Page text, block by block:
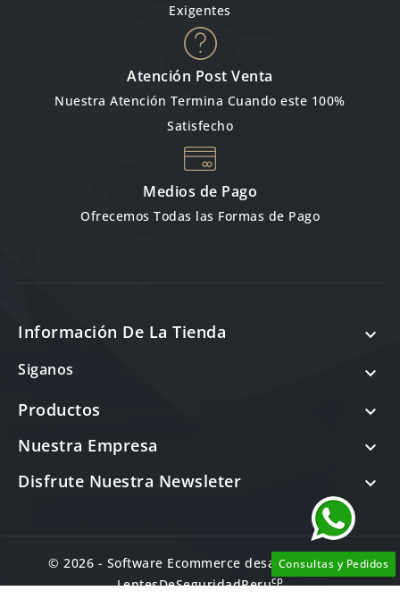
Exigentes
Atención Post Venta
Nuestra Atención Termina Cuando este 100%
Satisfecho
Medios de Pago
Ofrecemos Todas las Formas de Pago
Información De La Tienda 
Siganos

Productos

Nuestra Empresa

Disfrute Nuestra Newsleter

Consultas y Pedidos
© 2026 - Software Ecommerce desarrollado por
LentesDeSeguridadPerucp